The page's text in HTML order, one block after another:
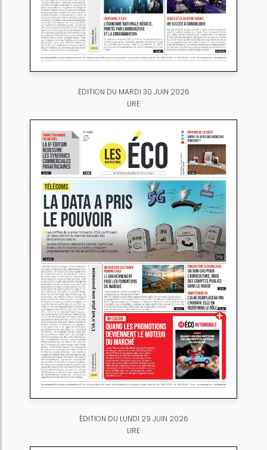
ÉDITION DU MARDI 30 JUIN 2026
LIRE
ÉDITION DU LUNDI 29 JUIN 2026
LIRE